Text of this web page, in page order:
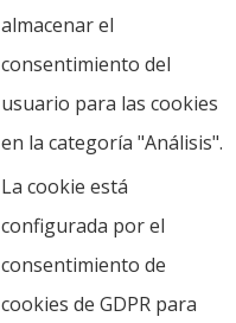
almacenar el
consentimiento del
usuario para las cookies
en la categoría "Análisis".
La cookie está
configurada por el
consentimiento de
cookies de GDPR para